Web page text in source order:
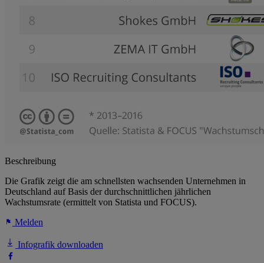
Beschreibung
Die Grafik zeigt die am schnellsten wachsenden Unternehmen in
Deutschland auf Basis der durchschnittlichen jährlichen
Wachstumsrate (ermittelt von Statista und FOCUS).
Melden
Infografik downloaden